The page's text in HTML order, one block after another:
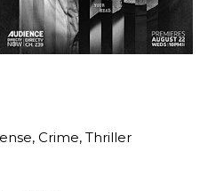
Crime, Thriller